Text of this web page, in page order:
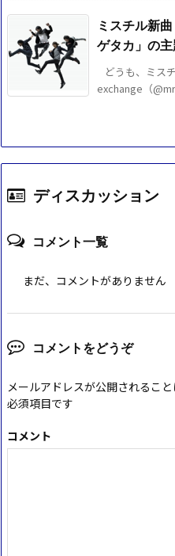
ミスチル新
ゲタカ」の
どうも、ミス
exchange（
ディスカッション
コメント一覧
まだ、コメントがありません
コメントをどうぞ
メールアドレスが公開されること
必須項目です
コメント